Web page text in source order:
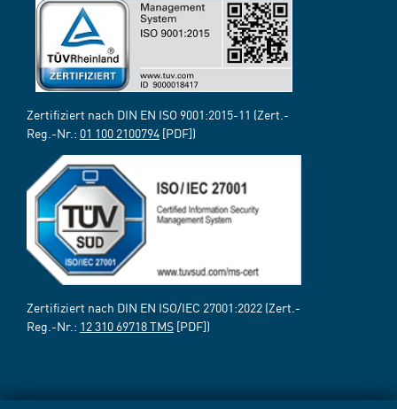
Zertifiziert nach DIN EN ISO 9001:2015-11 (Zert.-
Reg.-Nr.: 01 100 2100794 [PDF])
Zertifiziert nach DIN EN ISO/IEC 27001:2022 (Zert.-
Reg.-Nr.: 12 310 69718 TMS [PDF])